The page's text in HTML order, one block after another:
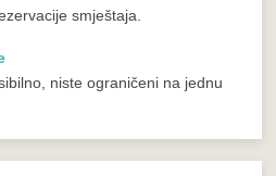
smještaja.
niste ograničeni na jednu